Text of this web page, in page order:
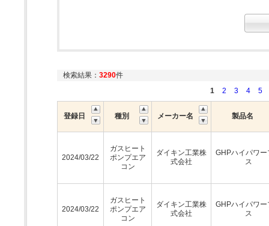
検索結果： 3290件
1
2 3 4 5
登録日 種別 メーカー名 製品名
2024/03/22
ガスヒート
ポンプエア
コン
ダイキン工業株
式会社
GHPハイパワー
ス
2024/03/22
ガスヒート
ポンプエア
コン
ダイキン工業株
式会社
GHPハイパワー
ス